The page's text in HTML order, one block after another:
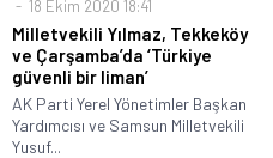
18 Ekim 2020 18:41
Milletvekili Yılmaz, Tekkeköy
ve Çarşamba’da ‘Türkiye
güvenli bir liman’
AK Parti Yerel Yönetimler Başkan
Yardımcısı ve Samsun Milletvekili
Yusuf...